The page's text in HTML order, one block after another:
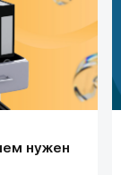
нужен